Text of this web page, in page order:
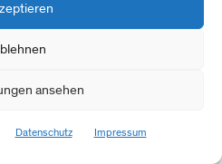
ansehen
Datenschutz Impressum